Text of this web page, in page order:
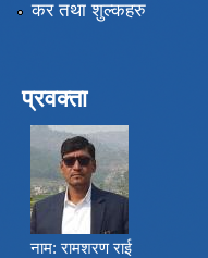
कर तथा शुल्कहरु
प्रवक्ता
नाम: रामशरण राई